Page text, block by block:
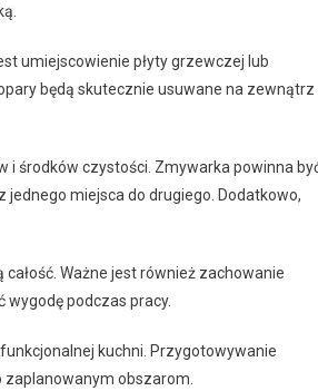
umiejscowienie płyty grzewczej lub
będą skutecznie usuwane na zewnątrz
środków czystości. Zmywarka powinna
miejsca do drugiego. Dodatkowo,
Ważne jest również zachowanie
podczas pracy.
kuchni. Przygotowywanie
zaplanowanym obszarom.